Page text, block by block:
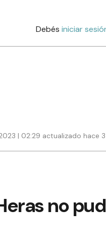
Debés iniciar
| 02:29 actualizado hace
no